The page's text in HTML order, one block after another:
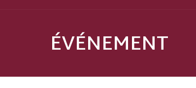
ÉVÉNEMENT